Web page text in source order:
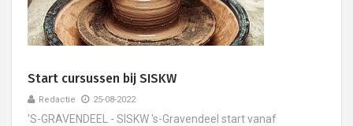
Start cursussen bij SISKW
Redactie 25-08-2022
'S-GRAVENDEEL - SISKW 's-Gravendeel start vanaf